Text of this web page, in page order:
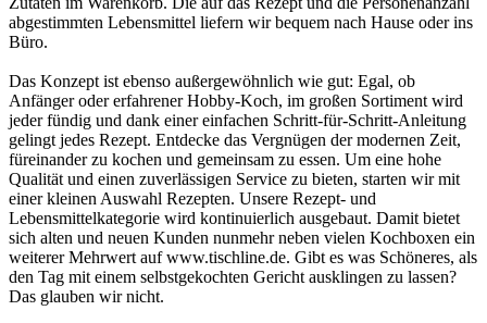
abgestimmten Lebensmittel liefern wir bequem nach Hause oder ins
Büro.
Das Konzept ist ebenso außergewöhnlich wie gut: Egal, ob
Anfänger oder erfahrener Hobby-Koch, im großen Sortiment wird
jeder fündig und dank einer einfachen Schritt-für-Schritt-Anleitung
gelingt jedes Rezept. Entdecke das Vergnügen der modernen Zeit,
füreinander zu kochen und gemeinsam zu essen. Um eine hohe
Qualität und einen zuverlässigen Service zu bieten, starten wir mit
einer kleinen Auswahl Rezepten. Unsere Rezept- und
Lebensmittelkategorie wird kontinuierlich ausgebaut. Damit bietet
sich alten und neuen Kunden nunmehr neben vielen Kochboxen ein
weiterer Mehrwert auf www.tischline.de. Gibt es was Schöneres, als
den Tag mit einem selbstgekochten Gericht ausklingen zu lassen?
Das glauben wir nicht.